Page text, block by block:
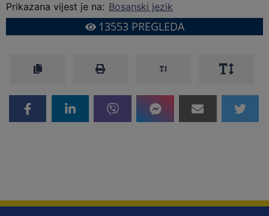
Prikazana vijest je na: Bosanski jezik
13553PREGLEDA